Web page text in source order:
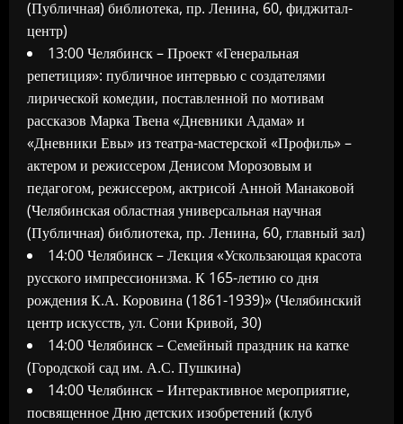
(Публичная) библиотека, пр. Ленина, 60, фиджитал-
центр)
13:00 Челябинск – Проект «Генеральная
репетиция»: публичное интервью с создателями
лирической комедии, поставленной по мотивам
рассказов Марка Твена «Дневники Адама» и
«Дневники Евы» из театра-мастерской «Профиль» –
актером и режиссером Денисом Морозовым и
педагогом, режиссером, актрисой Анной Манаковой
(Челябинская областная универсальная научная
(Публичная) библиотека, пр. Ленина, 60, главный зал)
14:00 Челябинск – Лекция «Ускользающая красота
русского импрессионизма. К 165-летию со дня
рождения К.А. Коровина (1861-1939)» (Челябинский
центр искусств, ул. Сони Кривой, 30)
14:00 Челябинск – Семейный праздник на катке
(Городской сад им. А.С. Пушкина)
14:00 Челябинск – Интерактивное мероприятие,
посвященное Дню детских изобретений (клуб